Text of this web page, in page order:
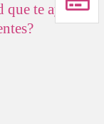
te ayude a